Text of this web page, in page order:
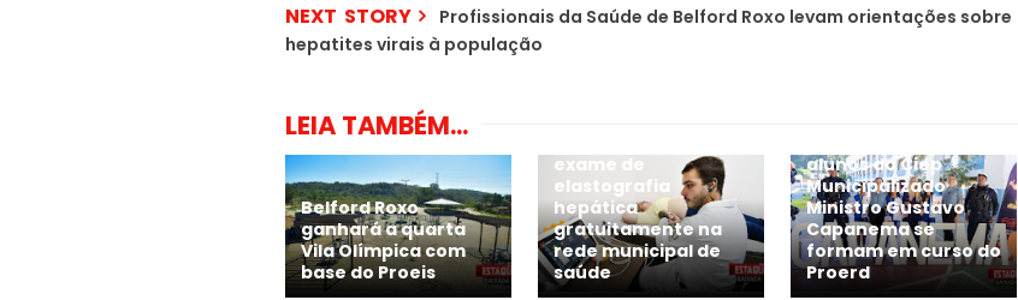
NEXT STORY
Profissionais da Saúde de Belford Roxo levam orientações sobre
hepatites virais à população
LEIA TAMBÉM...
Belford Roxo
ganhará a quarta
Vila Olímpica com
base do Proeis
exame de
elastografia
hepática
gratuitamente na
rede municipal de
saúde
alunos do Ciep
Municipalizado
Ministro Gustavo
Capanema se
formam em curso do
Proerd